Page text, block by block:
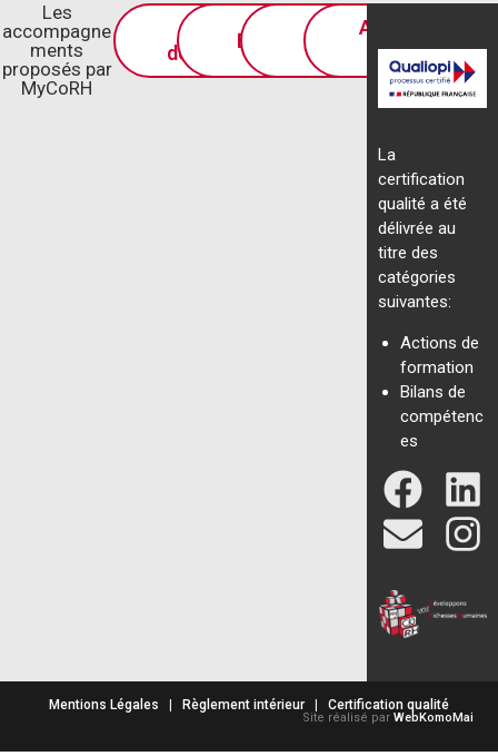
Les
accompagne
ments
proposés par
MyCoRH
Stratégie et
développement RH
DRH externalisée
Formations
La
certification
qualité a été
délivrée au
titre des
catégories
suivantes:
Actions de
formation
Bilans de
compétenc
es
Mentions Légales Règlement intérieur Certification qualité
Site réalisé par WebKomoMai